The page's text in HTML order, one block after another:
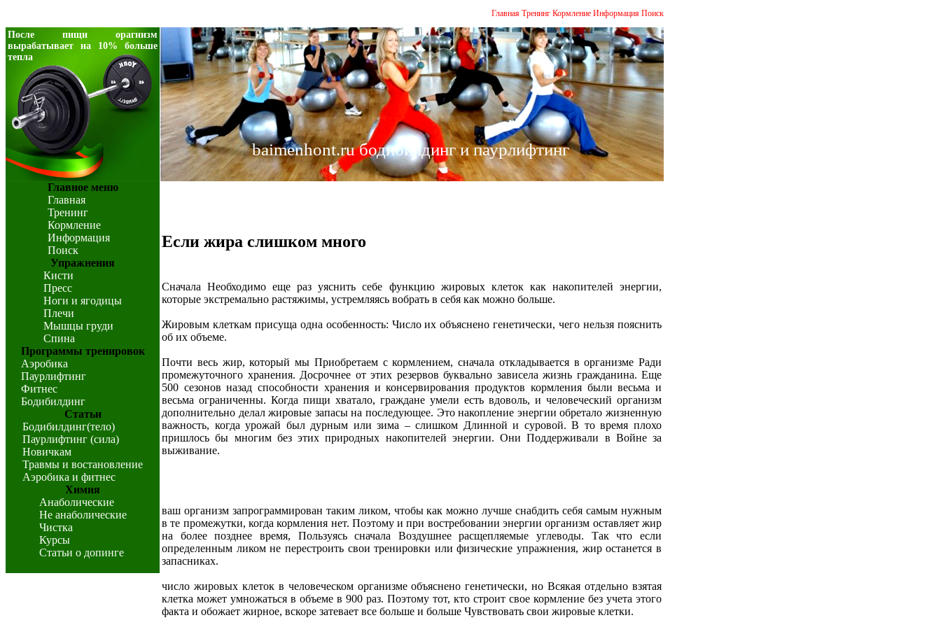
baimenhont.ru бодибилдинг и паурлифтинг
Главная Тренинг Кормление Информация Поиск
После пищи орагнизм
вырабатывает на 10% больше
тепла
Главное меню
Главная
Тренинг
Кормление
Информация
Поиск
Упражнения
Кисти
Пресс
Ноги и ягодицы
Плечи
Мышцы груди
Спина
Программы тренировок
Аэробика
Паурлифтинг
Фитнес
Бодибилдинг
Статьи
Бодибилдинг(тело)
Паурлифтинг (сила)
Новичкам
Травмы и востановление
Аэробика и фитнес
Химия
Анаболические
Не анаболические
Чистка
Курсы
Статьи о допинге
Если жира слишком много
Сначала Необходимо еще раз уяснить себе функцию жировых клеток как накопителей энергии,
которые экстремально растяжимы, устремляясь вобрать в себя как можно больше.
Жировым клеткам присуща одна особенность: Число их объяснено генетически, чего нельзя пояснить
об их объеме.
Почти весь жир, который мы Приобретаем с кормлением, сначала откладывается в организме Ради
промежуточного хранения. Досрочнее от этих резервов буквально зависела жизнь гражданина. Еще
500 сезонов назад способности хранения и консервирования продуктов кормления были весьма и
весьма ограниченны. Когда пищи хватало, граждане умели есть вдоволь, и человеческий организм
дополнительно делал жировые запасы на последующее. Это накопление энергии обретало жизненную
важность, когда урожай был дурным или зима – слишком Длинной и суровой. В то время плохо
пришлось бы многим без этих природных накопителей энергии. Они Поддерживали в Войне за
выживание.
ваш организм запрограммирован таким ликом, чтобы как можно лучше снабдить себя самым нужным
в те промежутки, когда кормления нет. Поэтому и при востребовании энергии организм оставляет жир
на более позднее время, Пользуясь сначала Воздушнее расщепляемые углеводы. Так что если
определенным ликом не перестроить свои тренировки или физические упражнения, жир останется в
запасниках.
число жировых клеток в человеческом организме объяснено генетически, но Всякая отдельно взятая
клетка может умножаться в объеме в 900 раз. Поэтому тот, кто строит свое кормление без учета этого
факта и обожает жирное, вскоре затевает все больше и больше Чувствовать свои жировые клетки.